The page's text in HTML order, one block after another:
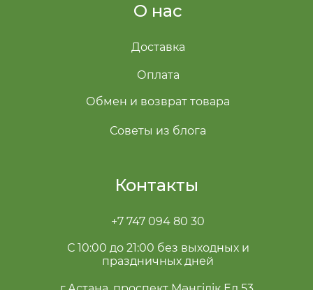
О нас
Контакты
Доставка
Оплата
Обмен и возврат товара
+7 747 094 80 30
С 10:00 до 21:00 без выходных и
праздничных дней
Советы из блога